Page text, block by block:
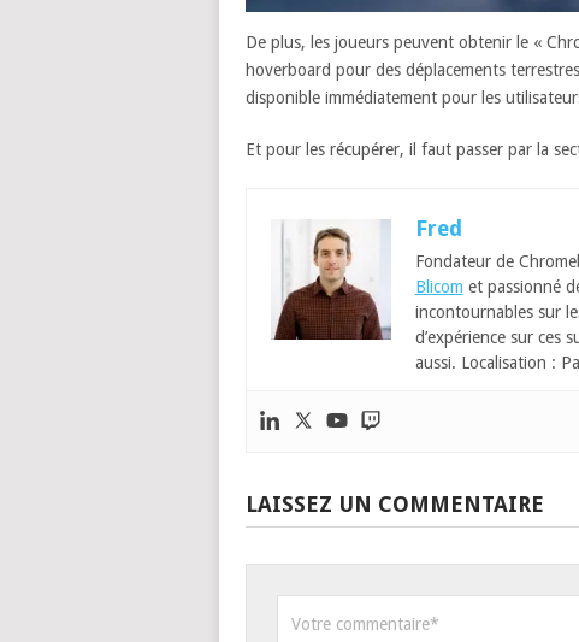
De plus, les joueurs peuvent obtenir le «
hoverboard pour des déplacements
disponible immédiatement pour les
Et pour les récupérer, il faut passer par la
Fred
Fondateur de
Blicom et passionné
incontournables sur
d’expérience sur ces
aussi. Localisation :
LAISSEZ UN COMMENTAIRE